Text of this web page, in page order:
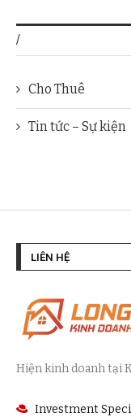
/
Cho Thuê
Tin tức – Sự kiện
LIÊN HỆ
Hiện kinh doanh tại
Investment